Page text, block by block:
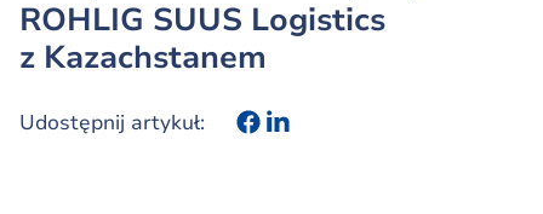
ROHLIG SUUS Logistics
z Kazachstanem
Udostępnij artykuł: